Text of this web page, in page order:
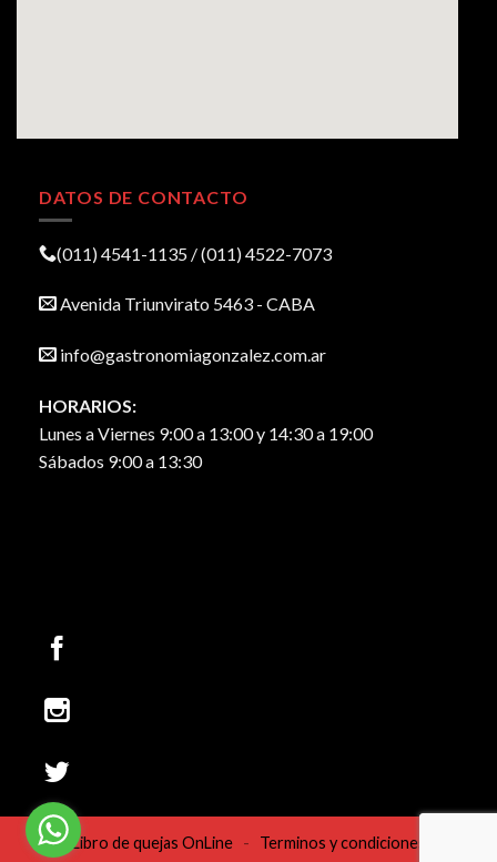
DATOS DE CONTACTO
(011) 4541-1135 / (011) 4522-7073
Avenida Triunvirato 5463 - CABA
info@gastronomiagonzalez.com.ar
HORARIOS:
Lunes a Viernes 9:00 a 13:00 y 14:30 a 19:00
Sábados 9:00 a 13:30
Libro de quejas OnLine- Terminos y condiciones